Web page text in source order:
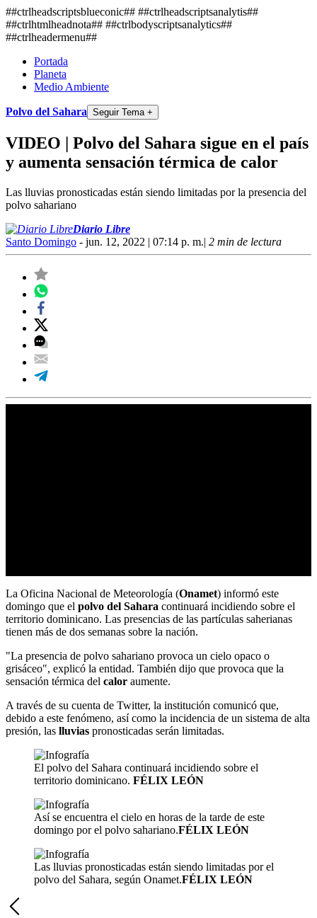
##ctrlheadscriptsblueconic## ##ctrlheadscriptsanalytis##
##ctrlhtmlheadnota## ##ctrlbodyscriptsanalytics##
##ctrlheadermenu##
Portada
Planeta
Medio Ambiente
Polvo del Sahara Seguir Tema +
VIDEO | Polvo del Sahara sigue en el país
y aumenta sensación térmica de calor
Las lluvias pronosticadas están siendo limitadas por la presencia del
polvo sahariano
Diario Libre
Santo Domingo - jun. 12, 2022 | 07:14 p. m.| 2 min de lectura
La Oficina Nacional de Meteorología (Onamet) informó este
domingo que el polvo del Sahara continuará incidiendo sobre el
territorio dominicano. Las presencias de las partículas saherianas
tienen más de dos semanas sobre la nación.
"La presencia de polvo sahariano provoca un cielo opaco o
grisáceo", explicó la entidad. También dijo que provoca que la
sensación térmica del calor aumente.
A través de su cuenta de Twitter, la institución comunicó que,
debido a este fenómeno, así como la incidencia de un sistema de alta
presión, las lluvias pronosticadas serán limitadas.
El polvo del Sahara continuará incidiendo sobre el
territorio dominicano. FÉLIX LEÓN
Así se encuentra el cielo en horas de la tarde de este
domingo por el polvo sahariano.FÉLIX LEÓN
Las lluvias pronosticadas están siendo limitadas por el
polvo del Sahara, según Onamet.FÉLIX LEÓN